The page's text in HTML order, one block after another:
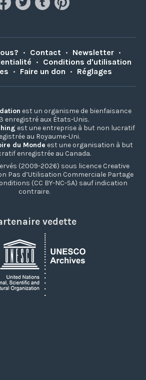
• Contact • Newsletter •
• Conditions d'utilisation
• Faire un don • Réglages
est un organisme de bienfaisance
enregistré aux États-Unis.
est une entreprise à but non lucratif
au Royaume-Uni.
du Monde est une organisation à but
enregistrée au Canada.
(2009-2026) sous licence Creative
Pas d’Utilisation Commerciale Partage
(CC BY-NC-SA) sauf indication
contraire.
vedette